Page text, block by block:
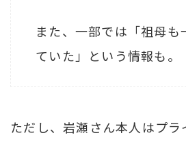
また、一部では「祖母も
ていた」という情報も。
ただし、岩瀬さん本人はプラ